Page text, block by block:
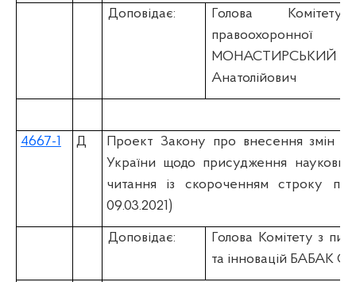
Доповідає:
Голова
Анатолійович
4667-1 Д
Проект Закону про внесення змін
України щодо присудження наукових
читання із скороченням строку
09.03.2021)
Доповідає:
Голова Комітету з
та інновацій БАБАК